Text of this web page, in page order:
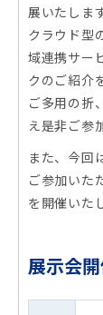
展いたします
クラウド型
域連携サー
クのご紹介
ご多用の折
え是非ご参
また、今回
ご参加いた
を開催いた
展示会